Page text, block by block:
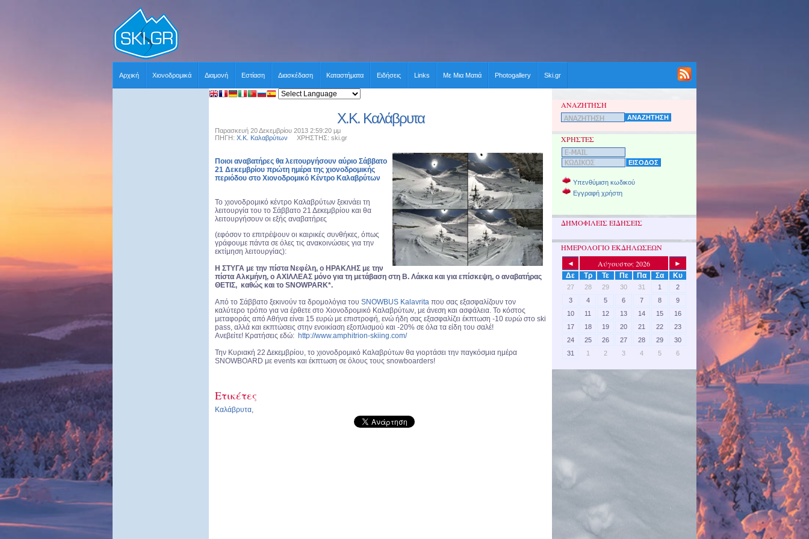
Αρχική Χιονοδρομικά Διαμονή Εστίαση Διασκέδαση Καταστήματα Ειδήσεις Links Με Μια Ματιά Photogallery Ski.gr
Χ.Κ. Καλάβρυτα
Παρασκευή 20 Δεκεμβρίου 2013 2:59:20 μμ
ΠΗΓΗ: Χ.Κ. Καλαβρύτων ΧΡΗΣΤΗΣ: ski.gr
Ποιοι αναβατήρες θα λειτουργήσουν αύριο Σάββατο
21 Δεκεμβρίου πρώτη ημέρα της χιονοδρομικής
περιόδου στο Χιονοδρομικό Κέντρο Καλαβρύτων
Το χιονοδρομικό κέντρο Καλαβρύτων ξεκινάει τη
λειτουργία του το Σάββατο 21 Δεκεμβρίου και θα
λειτουργήσουν οι εξής αναβατήρες
(εφόσον το επιτρέψουν οι καιρικές συνθήκες, όπως
γράφουμε πάντα σε όλες τις ανακοινώσεις για την
εκτίμηση λειτουργίας):
Η ΣΤΥΓΑ με την πίστα Νεφέλη, ο ΗΡΑΚΛΗΣ με την
πίστα Αλκμήνη, ο ΑΧΙΛΛΕΑΣ μόνο για τη μετάβαση στη Β. Λάκκα και για επίσκεψη, o αναβατήρας
ΘΕΤΙΣ, καθώς και το SNOWPARK*.
Από το Σάββατο ξεκινούν τα δρομολόγια του SNOWBUS Kalavrita που σας εξασφαλίζουν τον
καλύτερο τρόπο για να έρθετε στο Χιονοδρομικό Καλαβρύτων, με άνεση και ασφάλεια. Το κόστος
μεταφοράς από Αθήνα είναι 15 ευρώ με επιστροφή, ενώ ήδη σας εξασφαλίζει έκπτωση -10 ευρώ στο ski
pass, αλλά και εκπτώσεις στην ενοικίαση εξοπλισμού και -20% σε όλα τα είδη του σαλέ!
Ανεβείτε! Κρατήσεις εδώ: http://www.amphitrion-skiing.com/
Την Κυριακή 22 Δεκεμβρίου, το χιονοδρομικό Καλαβρύτων θα γιορτάσει την παγκόσμια ημέρα
SNOWBOARD με events και έκπτωση σε όλους τους snowboarders!
Ετικέτες
Καλάβρυτα,
ΑΝΑΖΗΤΗΣΗ
ΧΡΗΣΤΕΣ
Υπενθύμιση κωδικού
Εγγραφή χρήστη
ΔΗΜΟΦΙΛΕΙΣ ΕΙΔΗΣΕΙΣ
ΗΜΕΡΟΛΟΓΙΟ ΕΚΔΗΛΩΣΕΩΝ
◄ Αύγουστος 2026
►
Δε
Τρ Τε Πε Πα Σα Κυ
27 28 29 30 31 1
2
3
4 5 6 7 8
9
10
11 12 13 14 15
16
17
18 19 20 21 22
23
24
25 26 27 28 29
30
31
1 2 3 4 5 6